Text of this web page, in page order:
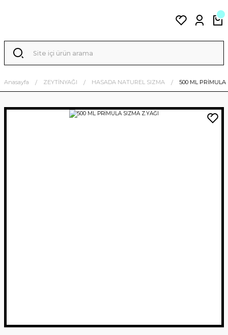
Anasayfa ZEYTİNYAĞI HASADA NATUREL SIZMA 500 ML PRİMULA